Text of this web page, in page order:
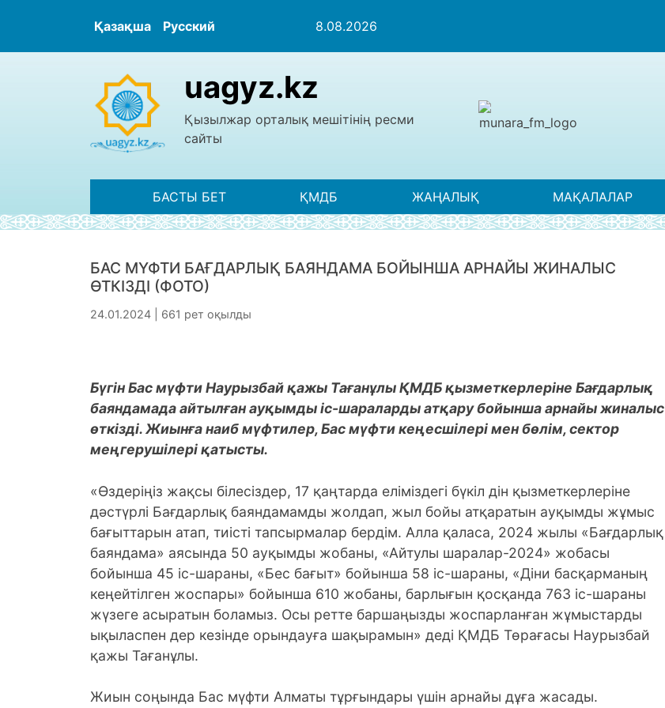
Қазақша Русский 8.08.2026
uagyz.kz
Қызылжар орталық мешітінің ресми
сайты
БАСТЫ БЕТ ҚМДБ ЖАҢАЛЫҚ МАҚАЛАЛАР
БАС МҮФТИ БАҒДАРЛЫҚ БАЯНДАМА БОЙЫНША АРНАЙЫ ЖИНАЛЫС
ӨТКІЗДІ (ФОТО)
24.01.2024 | 661 рет оқылды
Бүгін Бас мүфти Наурызбай қажы Тағанұлы ҚМДБ қызметкерлеріне Бағдарлық
баяндамада айтылған ауқымды іс-шараларды атқару бойынша арнайы жиналыс
өткізді. Жиынға наиб мүфтилер, Бас мүфти кеңесшілері мен бөлім, сектор
меңгерушілері қатысты.
«Өздеріңіз жақсы білесіздер, 17 қаңтарда еліміздегі бүкіл дін қызметкерлеріне
дәстүрлі Бағдарлық баяндамамды жолдап, жыл бойы атқаратын ауқымды жұмыс
бағыттарын атап, тиісті тапсырмалар бердім. Алла қаласа, 2024 жылы «Бағдарлық
баяндама» аясында 50 ауқымды жобаны, «Айтулы шаралар-2024» жобасы
бойынша 45 іс-шараны, «Бес бағыт» бойынша 58 іс-шараны, «Діни басқарманың
кеңейтілген жоспары» бойынша 610 жобаны, барлығын қосқанда 763 іс-шараны
жүзеге асыратын боламыз. Осы ретте баршаңызды жоспарланған жұмыстарды
ықыласпен дер кезінде орындауға шақырамын» деді ҚМДБ Төрағасы Наурызбай
қажы Тағанұлы.
Жиын соңында Бас мүфти Алматы тұрғындары үшін арнайы дұға жасады.